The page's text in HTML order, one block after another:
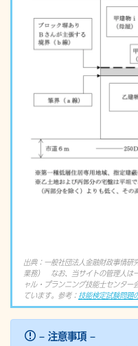
出典：一般社団法人金融財政事情
業務） なお、当サイトの管理人は
ャル・プランニング技能士センター
ています。参考： 技能検定試験問題
– 注意事項 –